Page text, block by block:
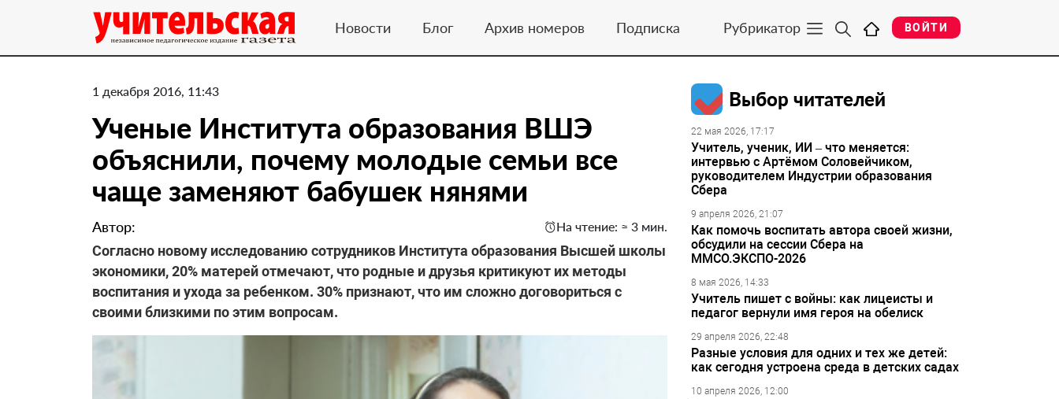
Новости Блог Архив номеров Подписка Рубрикатор ВОЙТИ
1 декабря 2016, 11:43
Ученые Института образования ВШЭ
объяснили, почему молодые семьи все
чаще заменяют бабушек нянями
Автор: На чтение: ≈ 3 мин.
Согласно новому исследованию сотрудников Института образования Высшей школы
экономики, 20% матерей отмечают, что родные и друзья критикуют их методы
воспитания и ухода за ребенком. 30% признают, что им сложно договориться с
своими близкими по этим вопросам.
Выбор читателей
22 мая 2026, 17:17
Учитель, ученик, ИИ – что меняется:
интервью с Артёмом Соловейчиком,
руководителем Индустрии образования
Сбера
9 апреля 2026, 21:07
Как помочь воспитать автора своей жизни,
обсудили на сессии Сбера на
ММСО.ЭКСПО-2026
8 мая 2026, 14:33
Учитель пишет с войны: как лицеисты и
педагог вернули имя героя на обелиск
29 апреля 2026, 22:48
Разные условия для одних и тех же детей:
как сегодня устроена среда в детских садах
10 апреля 2026, 12:00